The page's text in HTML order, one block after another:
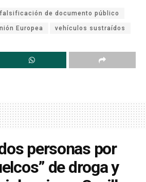
falsificación de documento público
Europea vehículos sustraídos
personas por
de droga y